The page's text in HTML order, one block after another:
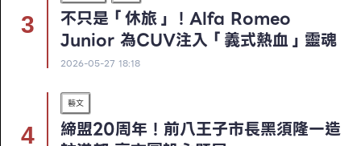
不只是「休旅」！Alfa Romeo
Junior 為CUV注入「義式熱血」靈魂
2026-05-27 18:18
藝文
締盟20周年！前八王子市長黑須隆一造